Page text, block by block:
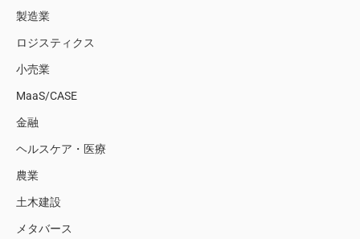
製造業
ロジスティクス
小売業
MaaS/CASE
金融
ヘルスケア・医療
農業
土木建設
メタバース